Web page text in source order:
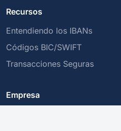
Recursos
Entendiendo los IBANs
Códigos BIC/SWIFT
Transacciones Seguras
Empresa